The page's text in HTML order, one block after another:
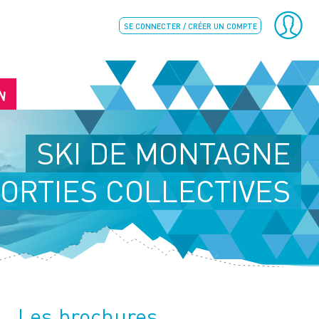
SE CONNECTER / CRÉER UN COMPTE
SKI DE MONTAGNE
COLLECTIVES